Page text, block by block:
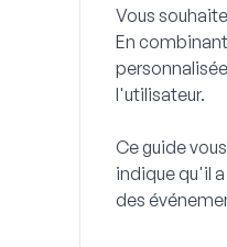
Vous
En
l'utilisateur.
Ce guide
indique qu'il
des